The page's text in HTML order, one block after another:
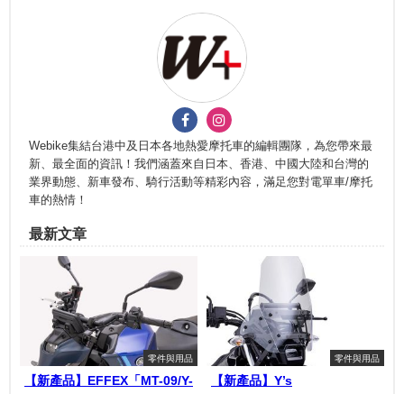
Webike集結台港中及日本各地熱愛摩托車的編輯團隊，為您帶來最
新、最全面的資訊！我們涵蓋來自日本、香港、中國大陸和台灣的
業界動態、新車發布、騎行活動等精彩內容，滿足您對電單車/摩托
車的熱情！
最新文章
零件與用品
【新產品】EFFEX「MT-09/Y-
零件與用品
【新產品】Y’s